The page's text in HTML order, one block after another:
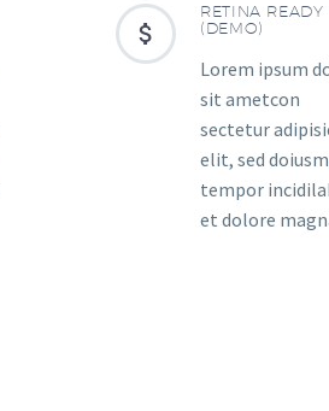


RETINA READY
(DEMO)
Lorem ipsum
sit ametcon
sectetur
elit, sed
tempor
et dolore